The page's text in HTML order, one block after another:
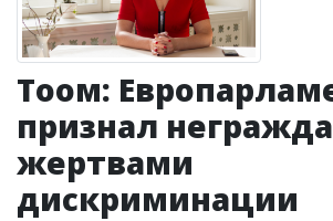
Тоом:
признал
жертвами
дискриминации